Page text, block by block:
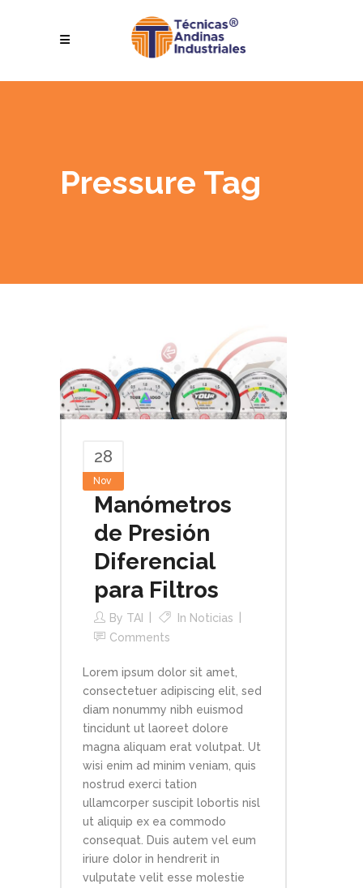
Pressure Tag
28
Nov
Manómetros
de Presión
Diferencial
para Filtros
By TAI In Noticias
Comments
Lorem ipsum dolor sit amet,
consectetuer adipiscing elit, sed
diam nonummy nibh euismod
tincidunt ut laoreet dolore
magna aliquam erat volutpat. Ut
wisi enim ad minim veniam, quis
nostrud exerci tation
ullamcorper suscipit lobortis nisl
ut aliquip ex ea commodo
consequat. Duis autem vel eum
iriure dolor in hendrerit in
vulputate velit esse molestie